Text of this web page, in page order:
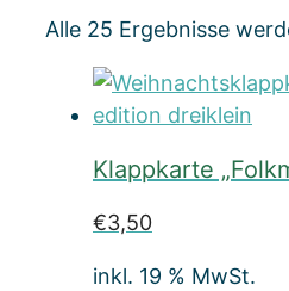
Alle 25 Ergebnisse
Klappkarte
€3,50
inkl. 19 % MwSt.